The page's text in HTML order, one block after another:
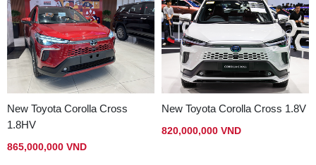
New Toyota Corolla Cross
1.8HV
865,000,000 VND
New Toyota Corolla Cross 1.8V
820,000,000 VND